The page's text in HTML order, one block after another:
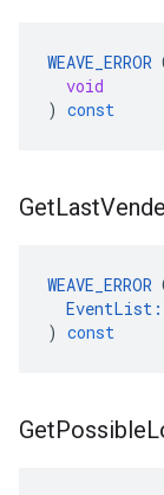
WEAVE_ERROR
void
) const
GetLast
WEAVE_ERROR
EventList
) const
GetPossible